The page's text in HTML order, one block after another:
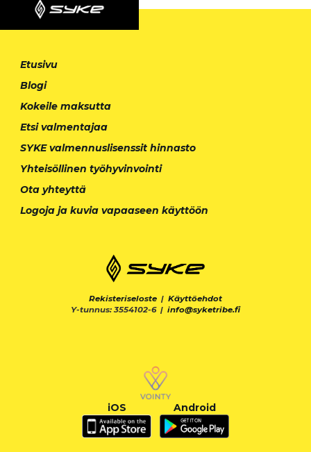
Etusivu
Blogi
Kokeile maksutta
Etsi valmentajaa
SYKE valmennuslisenssit hinnasto
Yhteisöllinen työhyvinvointi
Ota yhteyttä
Logoja ja kuvia vapaaseen käyttöön
Rekisteriseloste | Käyttöehdot
Y-tunnus: 3554102-6 | info@syketribe.fi
iOS Android